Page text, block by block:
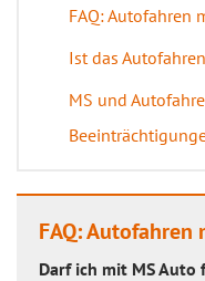
FAQ: Autofahren
Ist das
MS und
FAQ: Autofahren
Darf ich mit MS Auto